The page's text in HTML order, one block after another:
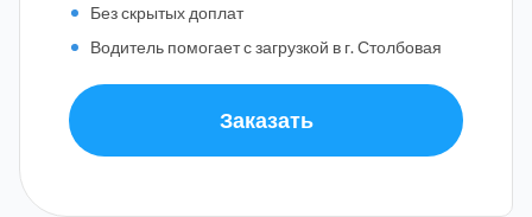
Без скрытых доплат
Водитель помогает с загрузкой в г. Столбовая
Заказать